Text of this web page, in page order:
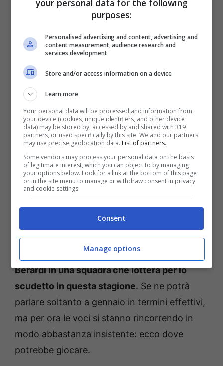
nazionale italiana, con cui ha anche vinto
l’Europeo nel 2021.
Berardi saluta il Sassuolo e
torna in Serie A
Dopo dieci anni in Serie A, per il Sassuolo
l’ultimo campionato è stato segnato dalla
delusione delritorno in Serie B.Una
situazione che ad un campione come
Domenico Berardi non può che stare stretta,
dopo essere statoabituato ad avere un ruolo
da protagonista in Serie A
ultimi anni.
E infatti, proprio in queste ore si è iniziato a
possibile trasferimento di
Berardi in una squadra che lotterà per lo
scudetto in questa stagione. Se ne potrà
parlare soltanto a gennaio in termini effettivi,
ma per ora le voci si stanno rincorrendo in
modo abbastanza insistente: ecco dove
potrebbe giocare.
your personal data for the following
purposes:
Personalised advertising and content, advertising and
content measurement, audience research and
services development
Store and/or access information on a device
Learn more
Your personal data will be processed and information from
your device (cookies, unique identifiers, and other device
data) may be stored by, accessed by and shared with 319
partners, or used specifically by this site. We and our partners
may use precise geolocation data. List of partners.
Some vendors may process your personal data on the basis
of legitimate interest, which you can object to by managing
your options below. Look for a link at the bottom of this page
or in the site menu to manage or withdraw consent in privacy
and cookie settings.
Consent
Manage options